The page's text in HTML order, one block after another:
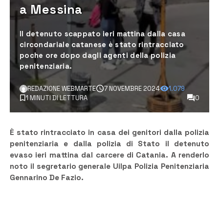
a Messina
Il detenuto scappato ieri mattina dalla casa
circondariale catanese è stato rintracciato
poche ore dopo dagli agenti della polizia
penitenziaria.
REDAZIONE WEBMARTE 7 NOVEMBRE 2024
1.079
1 MINUTI DI LETTURA
0
È stato rintracciato in casa dei genitori dalla polizia
penitenziaria e dalla polizia di Stato il detenuto
evaso ieri mattina dal carcere di Catania. A renderlo
noto il segretario generale Uilpa Polizia Penitenziaria
Gennarino De Fazio.